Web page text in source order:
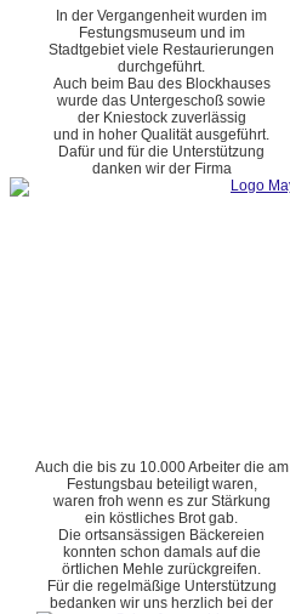
In der Vergangenheit wurden im
Festungsmuseum und im
Stadtgebiet viele Restaurierungen
durchgeführt.
Auch beim Bau des Blockhauses
wurde das Untergeschoß sowie
der Kniestock zuverlässig
und in hoher Qualität ausgeführt.
Dafür und für die Unterstützung
danken wir der Firma
Auch die bis zu 10.000 Arbeiter die am
Festungsbau beteiligt waren,
waren froh wenn es zur Stärkung
ein köstliches Brot gab.
Die ortsansässigen Bäckereien
konnten schon damals auf die
örtlichen Mehle zurückgreifen.
Für die regelmäßige Unterstützung
bedanken wir uns herzlich bei der